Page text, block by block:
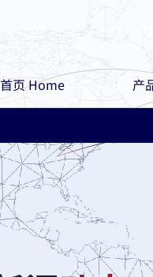
首页 Home 产